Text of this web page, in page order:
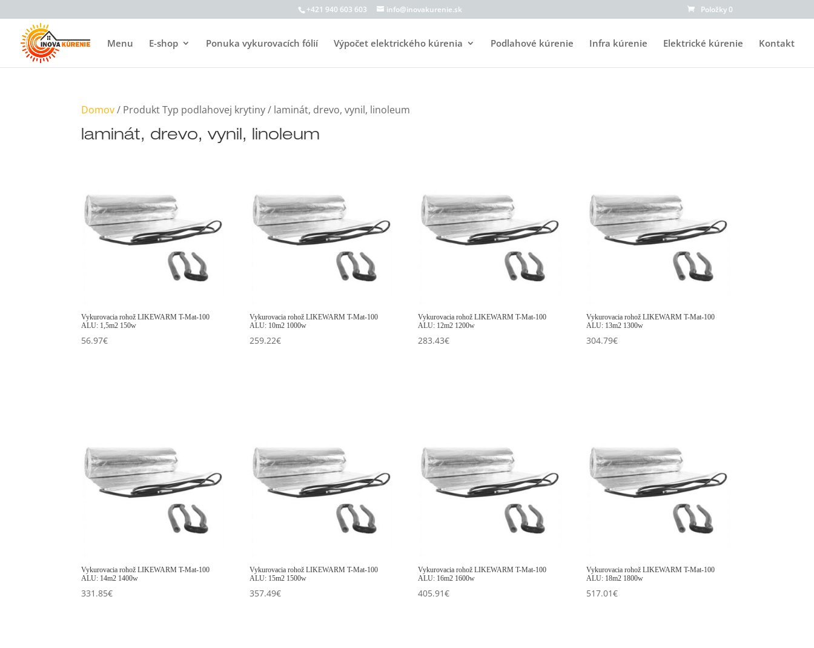
+421 940 603 603 info@inovakurenie.sk Položky 0
Menu E-shop Ponuka vykurovacích fólií Výpočet elektrického kúrenia Podlahové kúrenie Infra kúrenie Elektrické kúrenie Kontakt
Domov/ Produkt Typ podlahovej krytiny / laminát, drevo, vynil, linoleum
laminát, drevo, vynil, linoleum
Vykurovacia rohož LIKEWARM T-Mat-100
ALU: 1,5m2 150w
56.97€
Vykurovacia rohož LIKEWARM T-Mat-100
ALU: 10m2 1000w
259.22€
Vykurovacia rohož LIKEWARM T-Mat-100
ALU: 12m2 1200w
283.43€
Vykurovacia rohož LIKEWARM T-Mat-100
ALU: 13m2 1300w
304.79€
Vykurovacia rohož LIKEWARM T-Mat-100
ALU: 14m2 1400w
331.85€
Vykurovacia rohož LIKEWARM T-Mat-100
ALU: 15m2 1500w
357.49€
Vykurovacia rohož LIKEWARM T-Mat-100
ALU: 16m2 1600w
405.91€
Vykurovacia rohož LIKEWARM T-Mat-100
ALU: 18m2 1800w
517.01€